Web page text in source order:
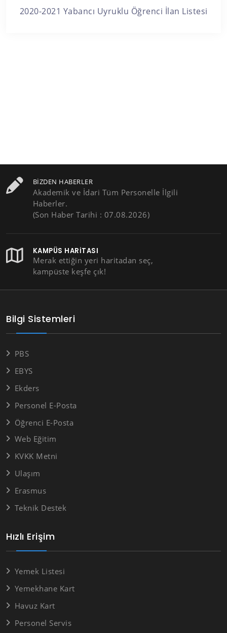
2020-2021 Yabancı Uyruklu Öğrenci İlan Listesi
BIZDEN HABERLER
Akademik ve İdari Tüm Personelle İlgili
Haberler.
(Son Haber Tarihi : 07.08.2026)
KAMPÜS HARITASI
Merak ettiğin yeri haritadan seç,
kampüste keşfe çık!
Hızlı Erişim
Yemek Listesi
Yemekhane Kart
Havuz Kart
Personel Servis
Bilgi Sistemleri
PBS
EBYS
Ekders
Personel E-Posta
Öğrenci E-Posta
Web Eğitim
KVKK Metni
Ulaşım
Erasmus
Teknik Destek